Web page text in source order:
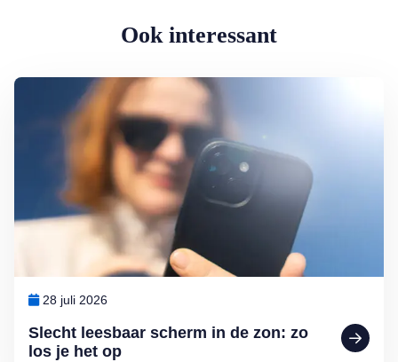
Ook interessant
Slecht leesbaar scherm in de zon: zo
los je het op
28 juli 2026
Lees meer over Slecht leesbaar scherm in de zon: zo los je het op